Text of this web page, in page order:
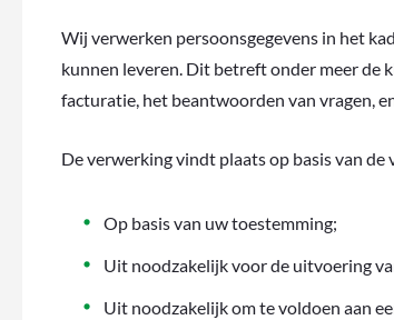
Wij verwerken persoonsgegevens in het
kunnen leveren. Dit betreft onder meer de
facturatie, het beantwoorden van vragen,
De verwerking vindt plaats op basis van
Op basis van uw toestemming;
Uit noodzakelijk voor de uitvoering
Uit noodzakelijk om te voldoen aan